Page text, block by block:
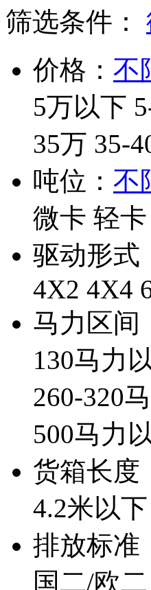
筛选条件：
价格： 不
5万以下
35万 35-
吨位： 不
微卡 轻卡
驱动形式
4X2 4X4
马力区间
130马力
260-320
500马力
货箱长度
4.2米以下
排放标准
国二/欧二